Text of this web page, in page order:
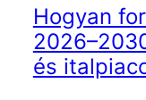
Hogyan
és